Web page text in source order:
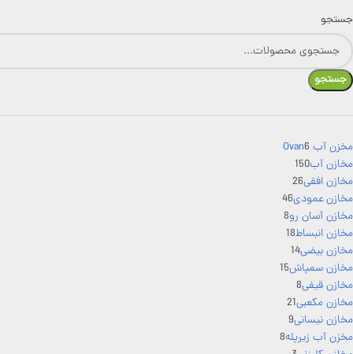
جستجو
جستجو
مخزن آب Ovan 6
مخازن آب150
مخازن افقی26
مخازن عمودی46
مخازن آسان رو8
مخازن انبساط18
مخازن بیضی14
مخازن سمپاش15
مخازن قیفی8
مخازن مکعبی21
مخازن نیسانی9
مخزن آب زیرپله8